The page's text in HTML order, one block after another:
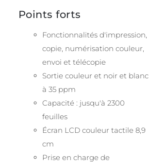
Points forts
Fonctionnalités d'impression,
copie, numérisation couleur,
envoi et télécopie
Sortie couleur et noir et blanc
à 35 ppm
Capacité : jusqu'à 2300
feuilles
Écran LCD couleur tactile 8,9
cm
Prise en charge de